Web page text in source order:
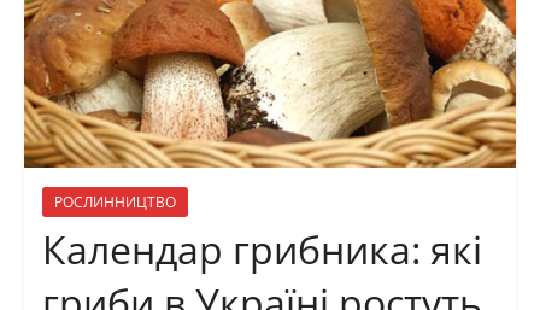
РОСЛИННИЦТВО
Календар грибника: які